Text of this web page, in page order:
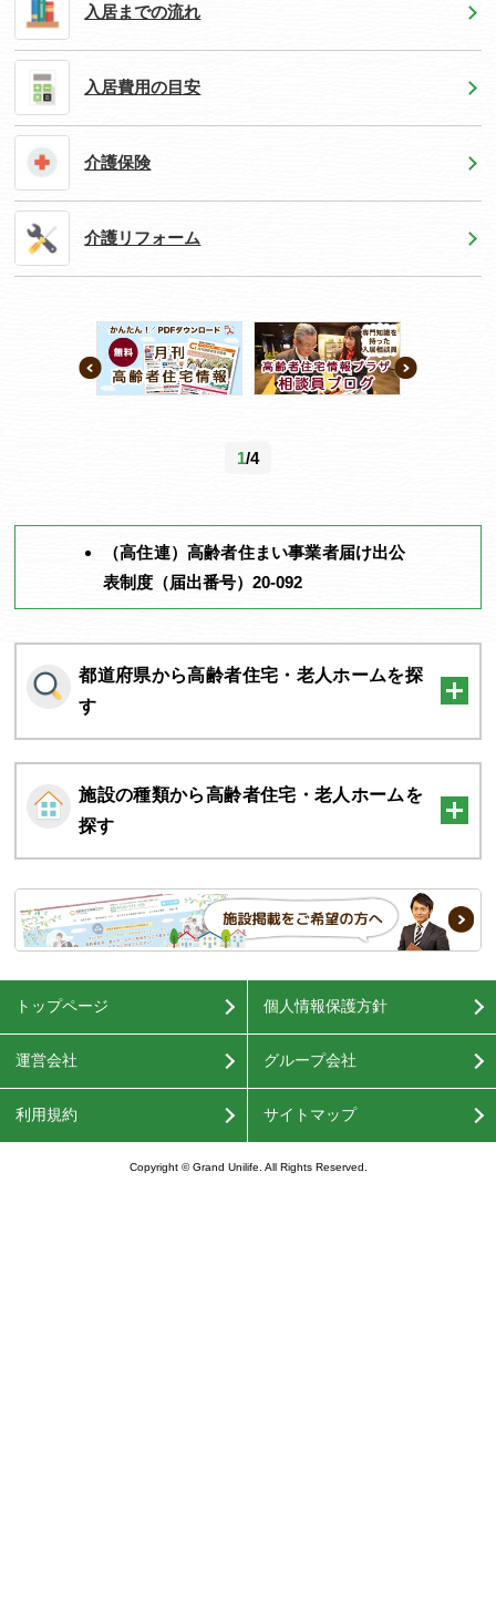
入居までの流れ
入居費用の目安
介護保険
介護リフォーム
1/4
（高住連）高齢者住まい事業者届け出公
表制度（届出番号）20-092
都道府県から高齢者住宅・老人ホームを探
す
施設の種類から高齢者住宅・老人ホームを
探す
トップページ 個人情報保護方針
運営会社 グループ会社
利用規約 サイトマップ
Copyright © Grand Unilife. All Rights Reserved.